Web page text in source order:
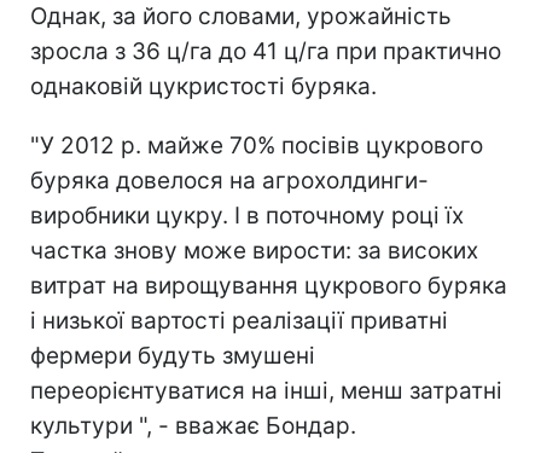
Однак, за його словами, урожайність
зросла з 36 ц/га до 41 ц/га при практично
однаковій цукристості буряка.
"У 2012 р. майже 70% посівів цукрового
буряка довелося на агрохолдинги-
виробники цукру. І в поточному році їх
частка знову може вирости: за високих
витрат на вирощування цукрового буряка
і низької вартості реалізації приватні
фермери будуть змушені
переорієнтуватися на інші, менш затратні
культури ", - вважає Бондар.